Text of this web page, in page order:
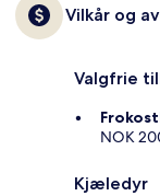
Vilkår og
Valgfrie
NOK
Kjæledyr